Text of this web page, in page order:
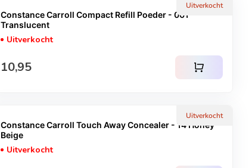
Uitverkocht
Constance Carroll Compact Refill Poeder - 001
Translucent
Uitverkocht
Normale prijs
10,95 shopping_cart
Uitverkocht
Constance Carroll Touch Away Concealer - 14 Honey
Beige
Uitverkocht